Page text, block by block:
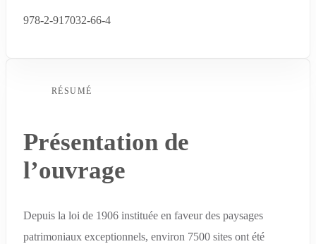
978-2-917032-66-4
RÉSUMÉ
Présentation de
l’ouvrage
Depuis la loi de 1906 instituée en faveur des paysages
patrimoniaux exceptionnels, environ 7500 sites ont été